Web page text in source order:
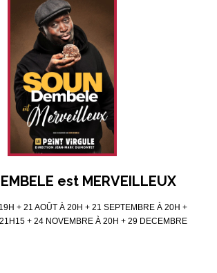
est MERVEILLEUX
+ 21 AOÛT À 20H + 21 SEPTEMBRE À 20H +
+ 24 NOVEMBRE À 20H + 29 DECEMBRE